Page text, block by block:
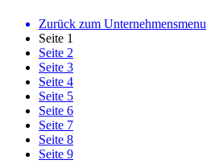
Zurück zum Unternehmensmenu
Seite 1
Seite 2
Seite 3
Seite 4
Seite 5
Seite 6
Seite 7
Seite 8
Seite 9